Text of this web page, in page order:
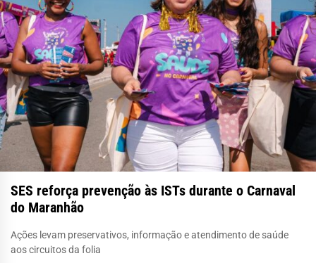
SES reforça prevenção às ISTs durante o Carnaval
do Maranhão
Ações levam preservativos, informação e atendimento de saúde
aos circuitos da folia